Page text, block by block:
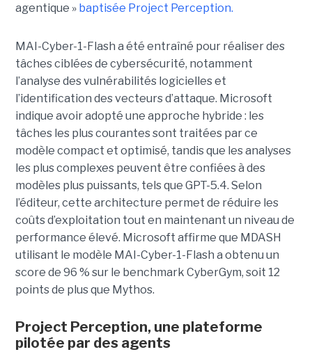
agentique » baptisée Project Perception.
MAI-Cyber-1-Flash a été entraîné pour réaliser des
tâches ciblées de cybersécurité, notamment
l’analyse des vulnérabilités logicielles et
l’identification des vecteurs d’attaque. Microsoft
indique avoir adopté une approche hybride : les
tâches les plus courantes sont traitées par ce
modèle compact et optimisé, tandis que les analyses
les plus complexes peuvent être confiées à des
modèles plus puissants, tels que GPT-5.4. Selon
l’éditeur, cette architecture permet de réduire les
coûts d’exploitation tout en maintenant un niveau de
performance élevé. Microsoft affirme que MDASH
utilisant le modèle MAI-Cyber-1-Flash a obtenu un
score de 96 % sur le benchmark CyberGym, soit 12
points de plus que Mythos.
Project Perception, une plateforme
pilotée par des agents